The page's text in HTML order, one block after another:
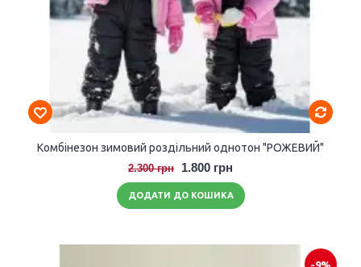
Комбінезон зимовий роздільний однотон "РОЖЕВИЙ"
2.300 грн 1.800 грн
ДОДАТИ ДО КОШИКА
-9%